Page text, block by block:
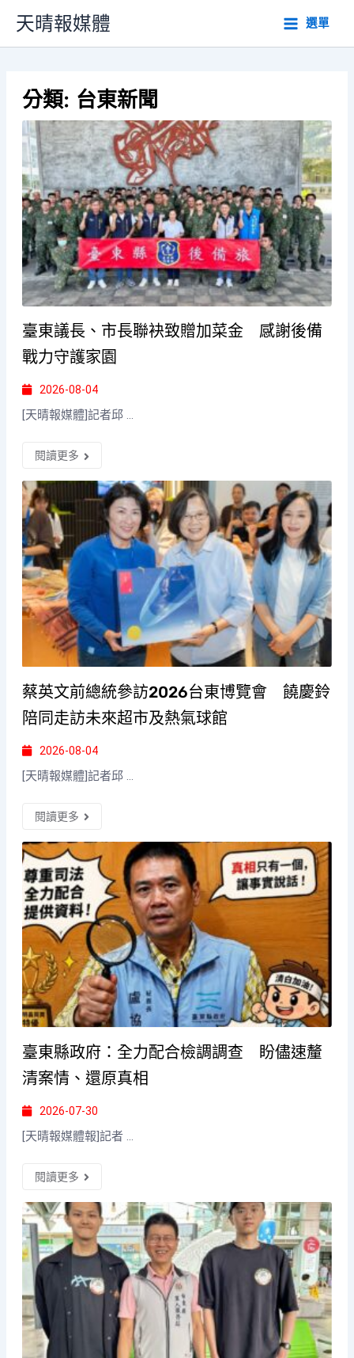
主
天晴報媒體 選單
分類: 台東新聞
臺東議長、市長聯袂致贈加菜金 感謝後備
戰力守護家園
2026-08-04
[天晴報媒體]記者邱 ...
閱讀更多
蔡英文前總統參訪2026台東博覽會 饒慶鈴
陪同走訪未來超市及熱氣球館
2026-08-04
[天晴報媒體]記者邱 ...
閱讀更多
臺東縣政府：全力配合檢調調查 盼儘速釐
清案情、還原真相
2026-07-30
[天晴報媒體報]記者 ...
閱讀更多